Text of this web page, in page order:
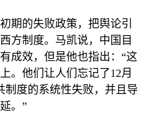
期的失败政策，把舆论引
方制度。马凯说，中国目
成效，但是他也指出：“这
。他们让人们忘记了12月
制度的系统性失败，并且导
。”